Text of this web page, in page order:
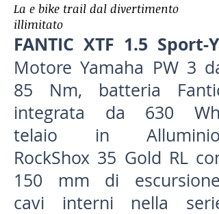
La e bike trail dal divertimento
illimitato
FANTIC XTF 1.5 Sport-Y
Motore Yamaha PW 3 da
85 Nm, batteria Fantic
integrata da 630 Wh,
telaio in Alluminio,
RockShox 35 Gold RL con
150 mm di escursione,
cavi interni nella serie